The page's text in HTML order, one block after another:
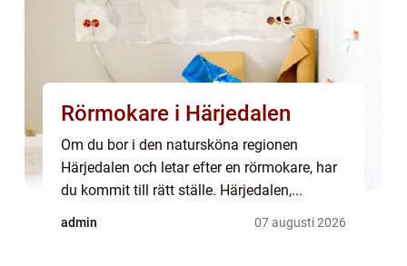
Rörmokare i Härjedalen
Om du bor i den natursköna regionen
Härjedalen och letar efter en rörmokare, har
du kommit till rätt ställe. Härjedalen,...
admin 07 augusti 2026